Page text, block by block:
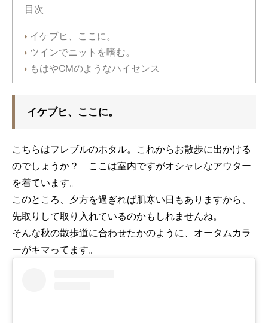
目次
イケブヒ、ここに。
ツインでニットを嗜む。
もはやCMのようなハイセンス
イケブヒ、ここに。
こちらはフレブルのホタル。これからお散歩に出かける
のでしょうか？ ここは室内ですがオシャレなアウター
を着ています。
このところ、夕方を過ぎれば肌寒い日もありますから、
先取りして取り入れているのかもしれませんね。
そんな秋の散歩道に合わせたかのように、オータムカラ
ーがキマってます。